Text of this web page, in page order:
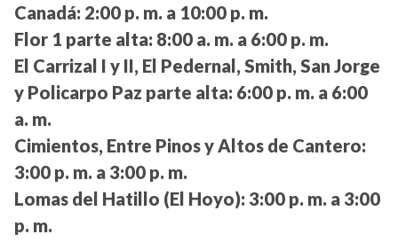
Canadá: 2:00 p. m. a 10:00 p. m.
Flor 1 parte alta: 8:00 a. m. a 6:00 p. m.
El Carrizal I y II, El Pedernal, Smith, San Jorge
y Policarpo Paz parte alta: 6:00 p. m. a 6:00
a. m.
Cimientos, Entre Pinos y Altos de Cantero:
3:00 p. m. a 3:00 p. m.
Lomas del Hatillo (El Hoyo): 3:00 p. m. a 3:00
p. m.